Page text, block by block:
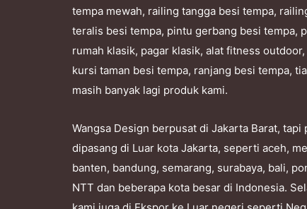
tempa mewah, railing tangga besi tempa,
teralis besi tempa, pintu gerbang besi tempa,
rumah klasik, pagar klasik, alat fitness
kursi taman besi tempa, ranjang besi tempa,
masih banyak lagi produk kami.
Wangsa Design berpusat di Jakarta Barat, tapi
dipasang di Luar kota Jakarta, seperti aceh,
banten, bandung, semarang, surabaya, bali,
NTT dan beberapa kota besar di Indonesia.